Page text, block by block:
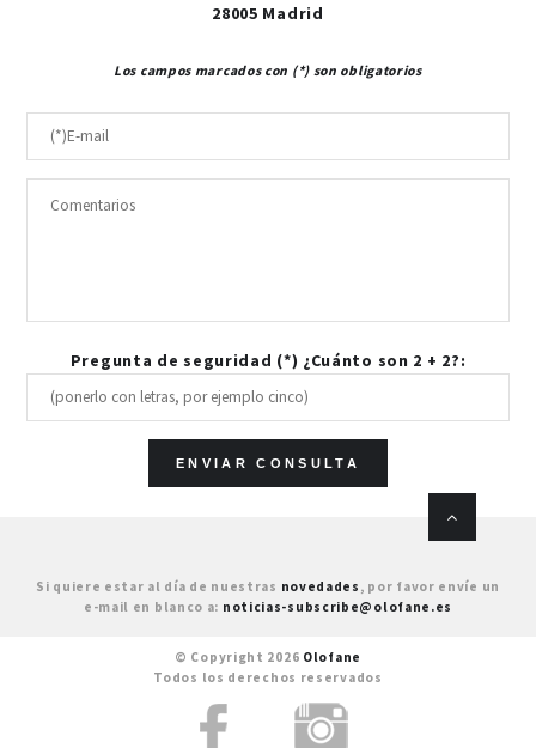
28005 Madrid
Los campos marcados con (*) son obligatorios
Pregunta de seguridad (*) ¿Cuánto son 2 + 2?:
Si quiere estar al día de nuestras novedades , por favor envíe un
e-mail en blanco a: noticias-subscribe@olofane.es
© Copyright 2026 Olofane
Todos los derechos reservados